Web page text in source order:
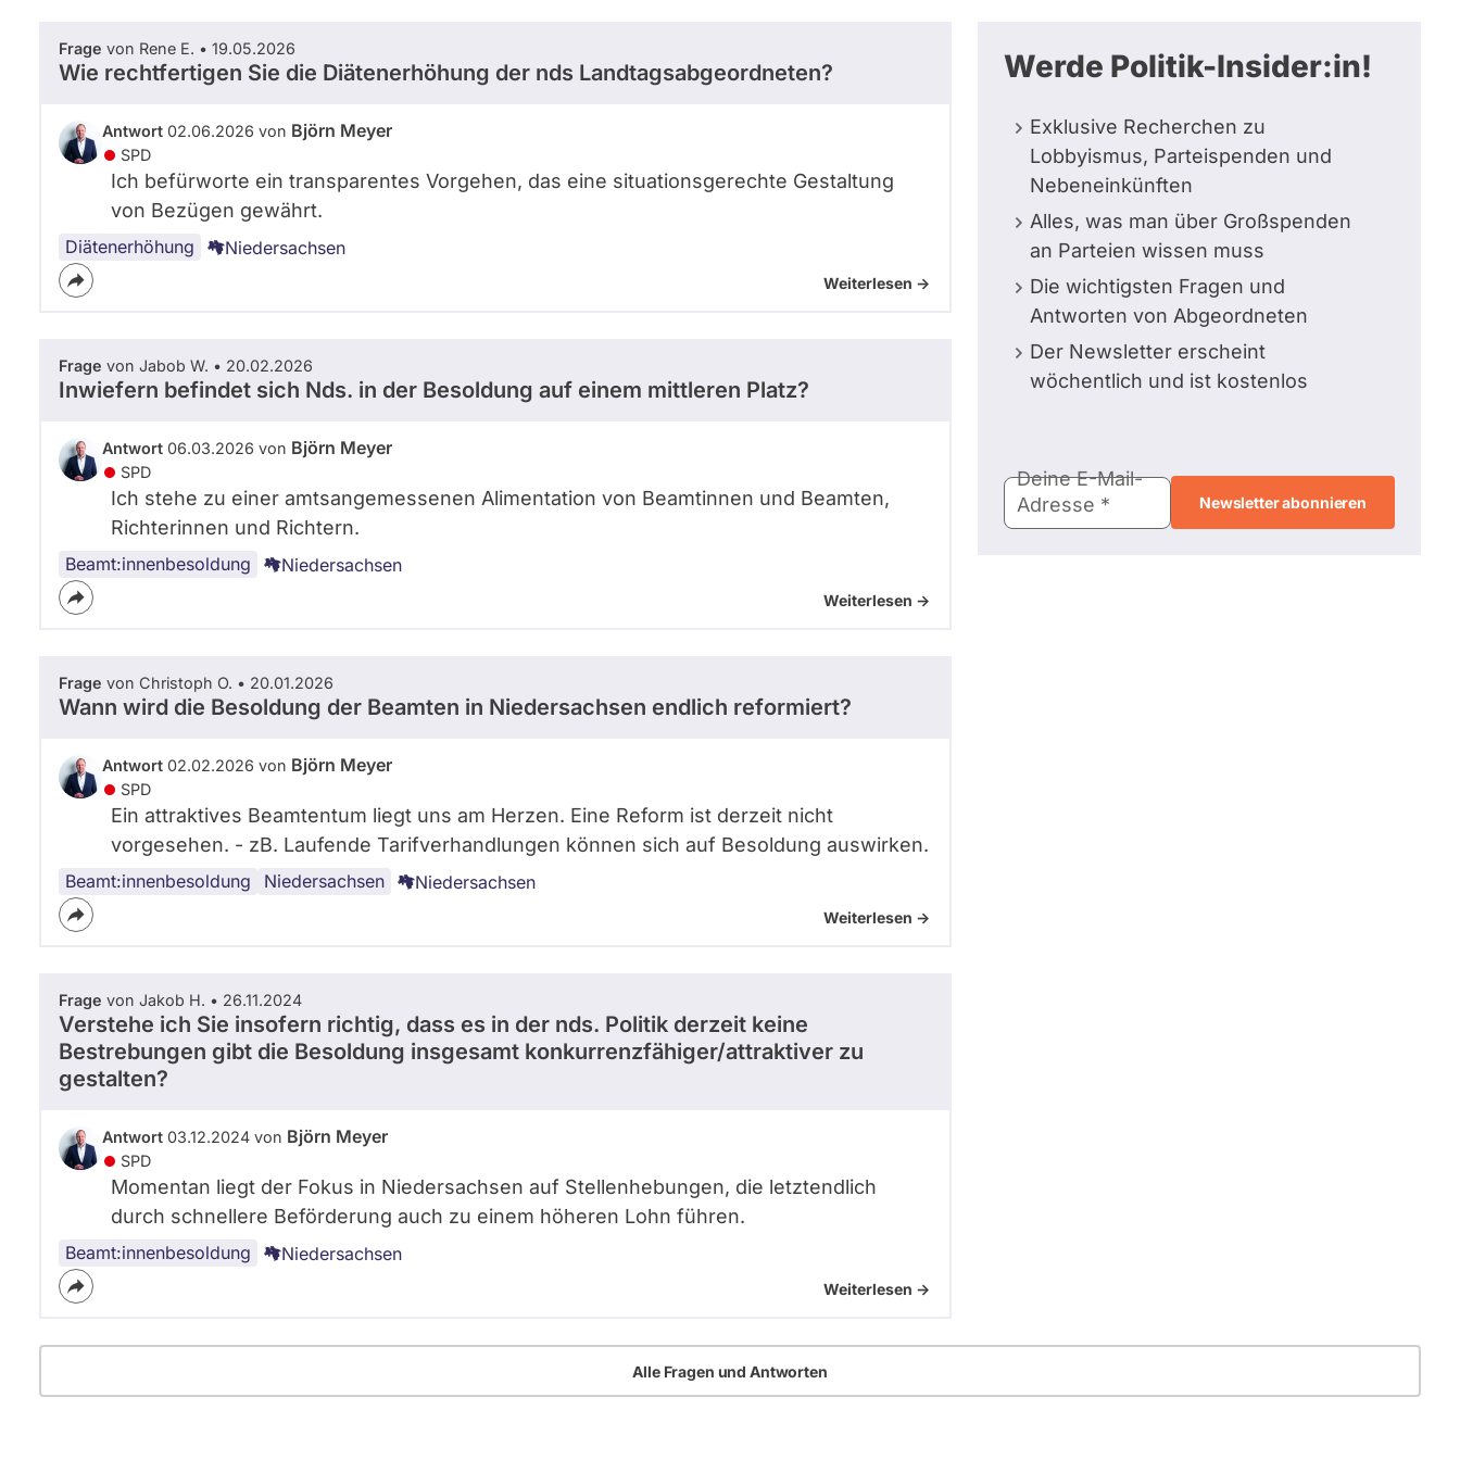
Frage von Rene E. • 19.05.2026
Wie rechtfertigen Sie die Diätenerhöhung der nds Landtagsabgeordneten?
Antwort 02.06.2026 von Björn Meyer
SPD
Ich befürworte ein transparentes Vorgehen, das eine situationsgerechte Gestaltung
von Bezügen gewährt.
Diätenerhöhung Niedersachsen
Weiterlesen ->
Frage von Jabob W. • 20.02.2026
Inwiefern befindet sich Nds. in der Besoldung auf einem mittleren Platz?
Antwort 06.03.2026 von Björn Meyer
SPD
Ich stehe zu einer amtsangemessenen Alimentation von Beamtinnen und Beamten,
Richterinnen und Richtern.
Beamt:innenbesoldung Niedersachsen
Weiterlesen ->
Frage von Christoph O. • 20.01.2026
Wann wird die Besoldung der Beamten in Niedersachsen endlich reformiert?
Antwort 02.02.2026 von Björn Meyer
SPD
Ein attraktives Beamtentum liegt uns am Herzen. Eine Reform ist derzeit nicht
vorgesehen. - zB. Laufende Tarifverhandlungen können sich auf Besoldung auswirken.
Beamt:innenbesoldung Niedersachsen Niedersachsen
Weiterlesen ->
Frage von Jakob H. • 26.11.2024
Verstehe ich Sie insofern richtig, dass es in der nds. Politik derzeit keine
Bestrebungen gibt die Besoldung insgesamt konkurrenzfähiger/attraktiver zu
gestalten?
Antwort 03.12.2024 von Björn Meyer
SPD
Momentan liegt der Fokus in Niedersachsen auf Stellenhebungen, die letztendlich
durch schnellere Beförderung auch zu einem höheren Lohn führen.
Beamt:innenbesoldung Niedersachsen
Weiterlesen ->
Werde Politik-Insider:in!
Exklusive Recherchen zu
Lobbyismus, Parteispenden und
Nebeneinkünften
Alles, was man über Großspenden
an Parteien wissen muss
Die wichtigsten Fragen und
Antworten von Abgeordneten
Der Newsletter erscheint
wöchentlich und ist kostenlos
Mail-
Adresse
Deine E-Mail-
Adresse
Alle Fragen und Antworten